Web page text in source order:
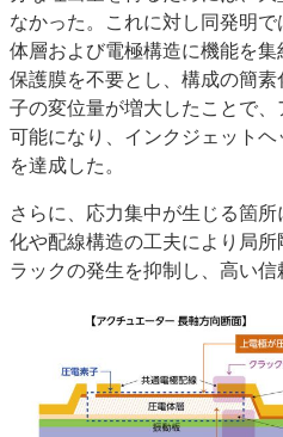
なかった。これに対し同発明
体層および電極構造に機能を
保護膜を不要とし、構成の簡
子の変位量が増大したことで
可能になり、インクジェット
を達成した。
さらに、応力集中が生じる箇
化や配線構造の工夫により局
ラックの発生を抑制し、高い信